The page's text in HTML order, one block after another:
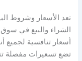
تعد الأسعار وشروط
الشراء والبيع في
أسعار تنافسية لجميع
تضع تسعيرات مفصلة